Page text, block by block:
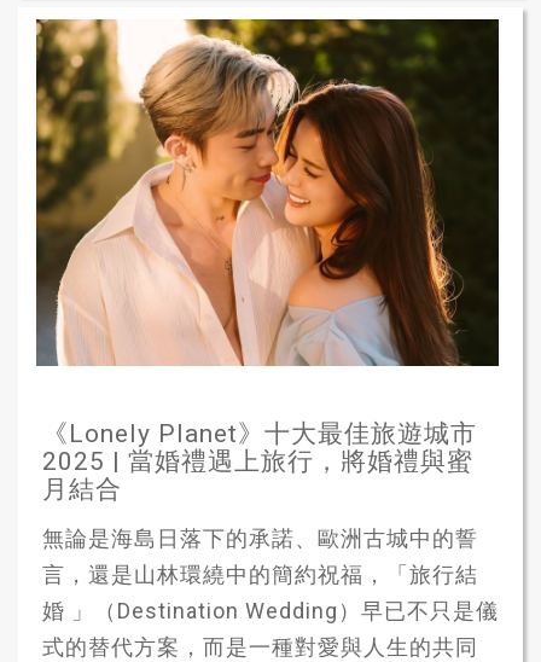
《Lonely Planet》十大最佳旅遊城市
2025 | 當婚禮遇上旅行，將婚禮與蜜
月結合
無論是海島日落下的承諾、歐洲古城中的誓
言，還是山林環繞中的簡約祝福，「旅行結
婚 」（Destination Wedding）早已不只是儀
式的替代方案，而是一種對愛與人生的共同